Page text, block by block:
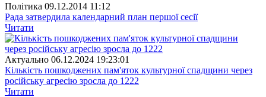
Полiтика 09.12.2014 11:12
Рада затвердила календарний план першої сесії
Читати
Актуально 06.12.2024 19:23:01
Кількість пошкоджених пам'яток культурної спадщини через
російську агресію зросла до 1222
Читати